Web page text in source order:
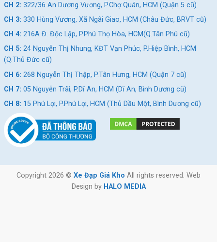
CH 2: 322/36 An Dương Vương, P.Chợ Quán, HCM (Quận 5 cũ)
CH 3: 330 Hùng Vương, Xã Ngãi Giao, HCM (Châu Đức, BRVT cũ)
CH 4: 216A Đ. Độc Lập, P.Phú Thọ Hòa, HCM(Q.Tân Phú cũ)
CH 5: 24 Nguyễn Thị Nhung, KĐT Vạn Phúc, P.Hiệp Bình, HCM
(Q.Thủ Đức cũ)
CH 6: 268 Nguyễn Thị Thập, P.Tân Hưng, HCM (Quận 7 cũ)
CH 7: 05 Nguyễn Trãi, P.Dĩ An, HCM (Dĩ An, Bình Dương cũ)
CH 8: 15 Phú Lợi, P.Phú Lợi, HCM (Thủ Dầu Một, Bình Dương cũ)
Copyright 2026 © Xe Đạp Giá Kho All rights reserved. Web
Design by HALO MEDIA